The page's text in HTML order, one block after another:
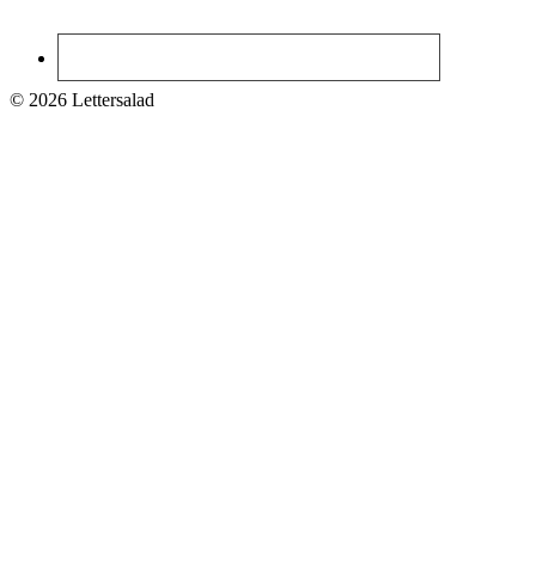
© 2026 Lettersalad